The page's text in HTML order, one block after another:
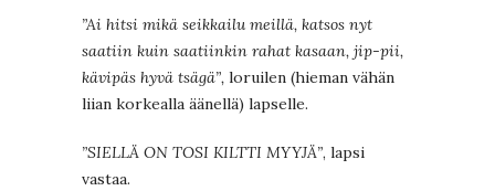
”Ai hitsi mikä seikkailu meillä, katsos nyt
saatiin kuin saatiinkin rahat kasaan, jip-pii,
kävipäs hyvä tsägä”, loruilen (hieman vähän
liian korkealla äänellä) lapselle.
”SIELLÄ ON TOSI KILTTI MYYJÄ”, lapsi
vastaa.